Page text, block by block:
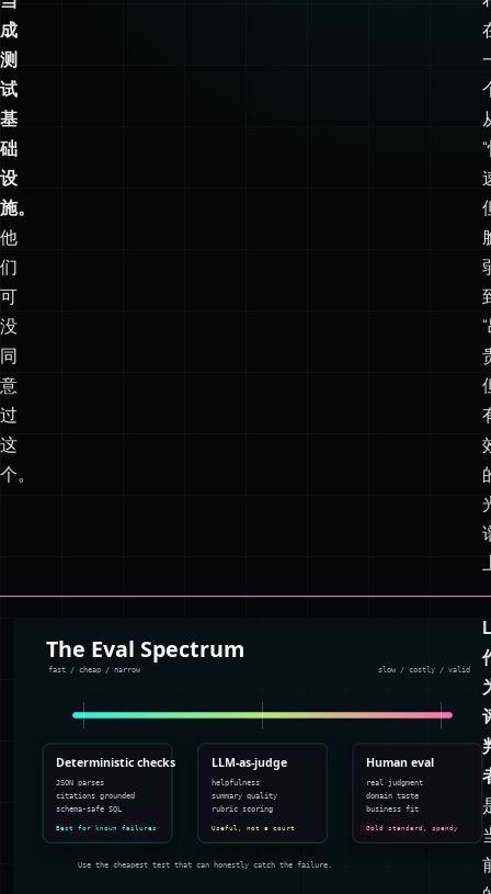
成
测
试
基
础
设
施。
他
们
可
没
同
意
过
这
个。